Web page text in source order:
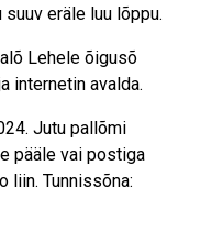
eräle luu lõppu.
Lehele õigusõ
internetin avalda.
Jutu pallõmi
pääle vai postiga
liin. Tunnissõna: